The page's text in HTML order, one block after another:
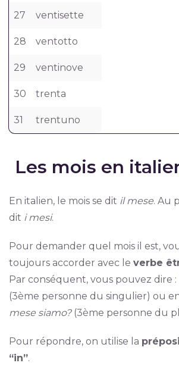
27 ventisette
28 ventotto
29 ventinove
30 trenta
31 trentuno
Les mois en
En italien, le mois se dit il mese. Au
dit i mesi.
Pour demander quel mois il est,
toujours accorder avec le verbe
Par conséquent, vous pouvez dire :
(3ème personne du singulier) ou
mese siamo?(3ème personne du
Pour répondre, on utilise la
“in”.